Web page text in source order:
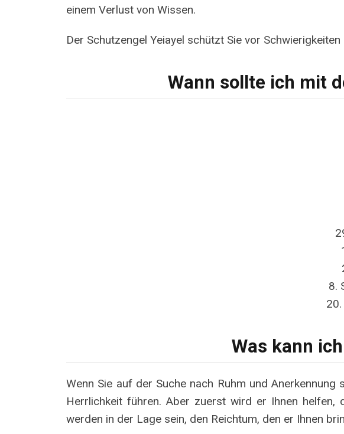
einem Verlust von Wissen.
Der Schutzengel Yeiayel schützt Sie vor
Wann sollte ich mit
8.
Was kann
Wenn Sie auf der Suche nach Ruhm und
Herrlichkeit führen. Aber zuerst wird er Ihnen helfen,
werden in der Lage sein, den Reichtum, den er Ihnen